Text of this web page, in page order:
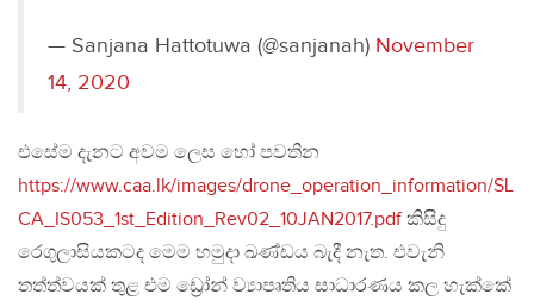
— Sanjana Hattotuwa (@sanjanah) November
14, 2020
එසේම දැනට අවම ලෙස හෝ පවතින
https://www.caa.lk/images/drone_operation_information/SL
CA_IS053_1st_Edition_Rev02_10JAN2017.pdfකිසිදු
රෙගුලාසියකටද මෙම හමුදා ඛණ්ඩය බැදී නැත. එවැනි
තත්ත්වයක් තුළ එම ඩ්‍රෝන් ව්‍යාපෘතිය සාධාරණය කල හැක්කේ